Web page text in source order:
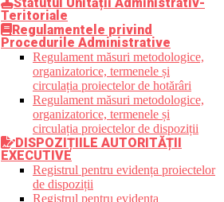
Teritoriale
Regulamentele privind
Procedurile Administrative
Regulament măsuri metodologice,
organizatorice, termenele și
circulația proiectelor de hotărâri
Regulament măsuri metodologice,
organizatorice, termenele și
circulația proiectelor de dispoziții
DISPOZIȚIILE AUTORITĂȚII
EXECUTIVE
Registrul pentru evidența proiectelor
de dispoziții
Registrul pentru evidența